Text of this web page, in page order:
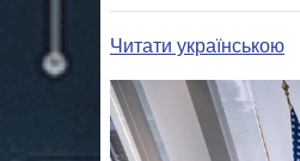
Читати українською